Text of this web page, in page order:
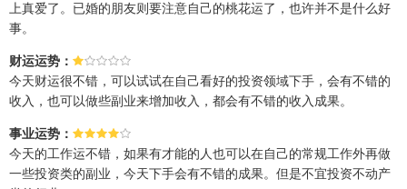
上真爱了。已婚的朋友则要注意自己的桃花运了，也许并不是什么好
事。
财运运势：
今天财运很不错，可以试试在自己看好的投资领域下手，会有不错的
收入，也可以做些副业来增加收入，都会有不错的收入成果。
事业运势：
今天的工作运不错，如果有才能的人也可以在自己的常规工作外再做
一些投资类的副业，今天下手会有不错的成果。但是不宜投资不动产